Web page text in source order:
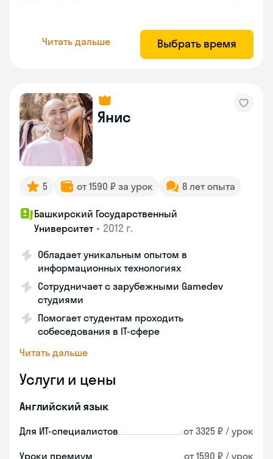
Читать дальше Выбрать время
Янис
5 от 1590 ₽ за урок 8 лет опыта
Башкирский Государственный
Университет • 2012 г.
Обладает уникальным опытом в
информационных технологиях
Сотрудничает с зарубежными Gamedev
студиями
Помогает студентам проходить
собеседования в IT-сфере
Читать дальше
Услуги и цены
Английский язык
Для ИТ-специалистов от 3325 ₽ / урок
Уроки премиум от 1590 ₽ / урок